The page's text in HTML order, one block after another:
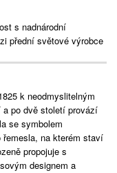
s nadnárodní
přední světové výrobce
k neodmyslitelným
po dvě století provází
se symbolem
na kterém staví
propojuje s
designem a